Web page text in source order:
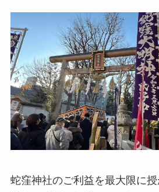
蛇窪神社のご利益を最大限に